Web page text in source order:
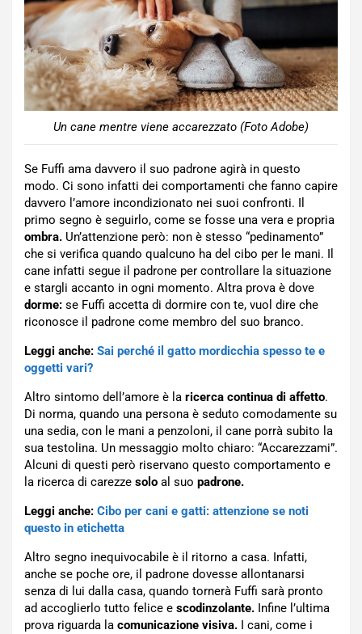
Un cane mentre viene accarezzato (Foto Adobe)
Se Fuffi ama davvero il suo padrone agirà in questo
modo. Ci sono infatti dei comportamenti che fanno capire
davvero l’amore incondizionato nei suoi confronti. Il
primo segno è seguirlo, come se fosse una vera e propria
ombra. Un’attenzione però: non è stesso “pedinamento”
che si verifica quando qualcuno ha del cibo per le mani. Il
cane infatti segue il padrone per controllare la situazione
e stargli accanto in ogni momento. Altra prova è dove
dorme: se Fuffi accetta di dormire con te, vuol dire che
riconosce il padrone come membro del suo branco.
Leggi anche: Sai perché il gatto mordicchia spesso te e
oggetti vari?
Altro sintomo dell’amore è la ricerca continua di affetto.
Di norma, quando una persona è seduto comodamente su
una sedia, con le mani a penzoloni, il cane porrà subito la
sua testolina. Un messaggio molto chiaro: “Accarezzami”.
Alcuni di questi però riservano questo comportamento e
la ricerca di carezze solo al suo padrone.
Leggi anche: Cibo per cani e gatti: attenzione se noti
questo in etichetta
Altro segno inequivocabile è il ritorno a casa. Infatti,
anche se poche ore, il padrone dovesse allontanarsi
senza di lui dalla casa, quando tornerà Fuffi sarà pronto
ad accoglierlo tutto felice e scodinzolante. Infine l’ultima
prova riguarda la comunicazione visiva. I cani, come i